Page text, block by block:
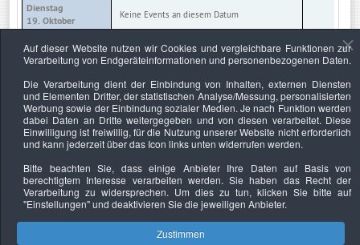
Dienstag
19. Oktober
Keine Events an diesem Datum
Mittwoch
20. Oktober
Keine Events an diesem Datum
21. Oktober
Keine Events an diesem Datum
Freitag
22. Oktober
Keine Events an diesem Datum
Samstag
Sonntag
24. Oktober
Keine Events an diesem Datum
Auf dieser Website nutzen wir Cookies und vergleichbare Funktionen zur
Verarbeitung von Endgeräteinformationen und personenbezogenen Daten.
Die Verarbeitung dient der Einbindung von Inhalten, externen Diensten
und Elementen Dritter, der statistischen Analyse/Messung, personalisierten
Werbung sowie der Einbindung sozialer Medien. Je nach Funktion werden
dabei Daten an Dritte weitergegeben und von diesen verarbeitet. Diese
Einwilligung ist freiwillig, für die Nutzung unserer Website nicht erforderlich
und kann jederzeit über das Icon links unten widerrufen werden.
Bitte beachten Sie, dass einige Anbieter Ihre Daten auf Basis von
berechtigtem Interesse verarbeiten werden. Sie haben das Recht der
Verarbeitung zu widersprechen. Um dies zu tun, klicken Sie bitte auf
"Einstellungen"und deaktivieren Sie die jeweiligen Anbieter.
Zustimmen